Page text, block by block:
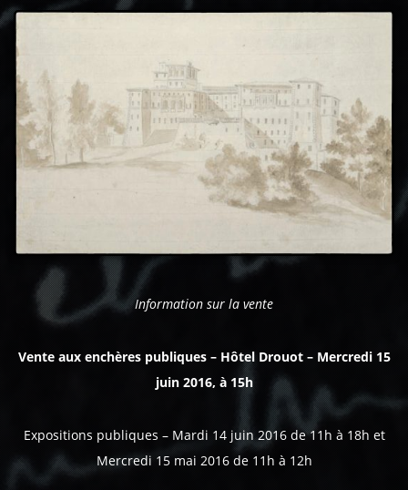
Information sur la vente
Vente aux enchères publiques – Hôtel Drouot – Mercredi 15
juin 2016, à 15h
Expositions publiques – Mardi 14 juin 2016 de 11h à 18h et
Mercredi 15 mai 2016 de 11h à 12h